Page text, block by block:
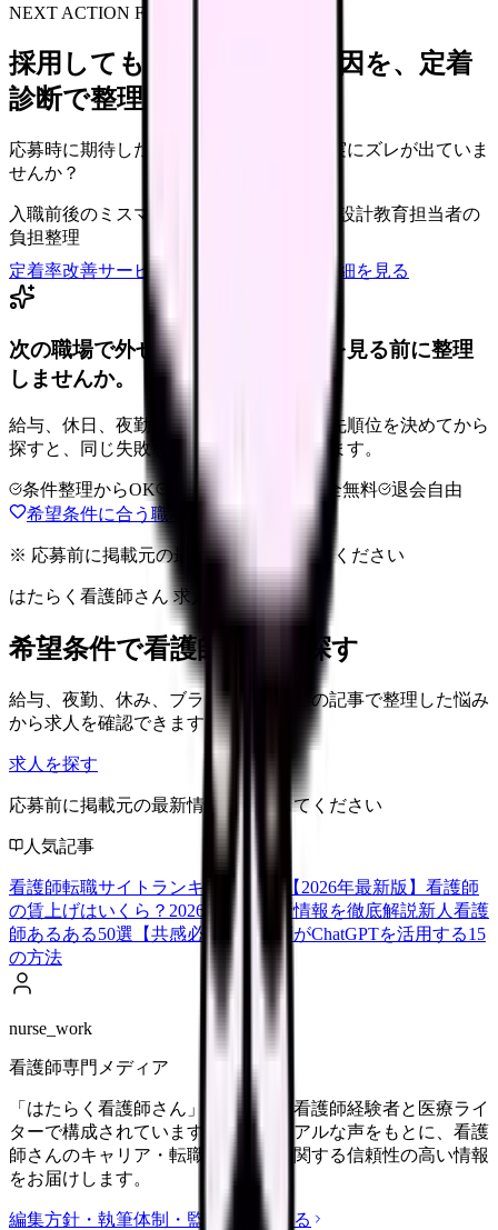
NEXT ACTION FOR CLINICS
採用しても辞めてしまう原因を、定着
診断で整理できます
応募時に期待した働き方と、入職後の現実にズレが出ていま
せんか？
入職前後のミスマッチ 初月・3ヶ月面談の設計教育担当者の
負担整理
定着率改善サービスを相談
サービス詳細を見る
次の職場で外せない条件を、求人を見る前に整理
しませんか。
給与、休日、夜勤、通勤、人間関係。優先順位を決めてから
探すと、同じ失敗を繰り返しにくくなります。
条件整理からOK 非公開求人あり 完全無料
退会自由
希望条件に合う職場を相談する
※ 応募前に掲載元の最新情報を確認してください
はたらく看護師さん 求人
希望条件で看護師求人を探す
給与、夜勤、休み、ブランクなど、この記事で整理した悩み
から求人を確認できます。
求人を探す
応募前に掲載元の最新情報を確認してください
人気記事
看護師転職サイトランキングTOP5【2026年最新版】 看護師
の賃上げはいくら？2026年度の最新情報を徹底解説新人看護
師あるある50選【共感必至】
看護師がChatGPTを活用する15
の方法
nurse_work
看護師専門メディア
「はたらく看護師さん」編集部は、看護師経験者と医療ライ
ターで構成されています。現場のリアルな声をもとに、看護
師さんのキャリア・転職・働き方に関する信頼性の高い情報
をお届けします。
編集方針・執筆体制・監修体制を見る